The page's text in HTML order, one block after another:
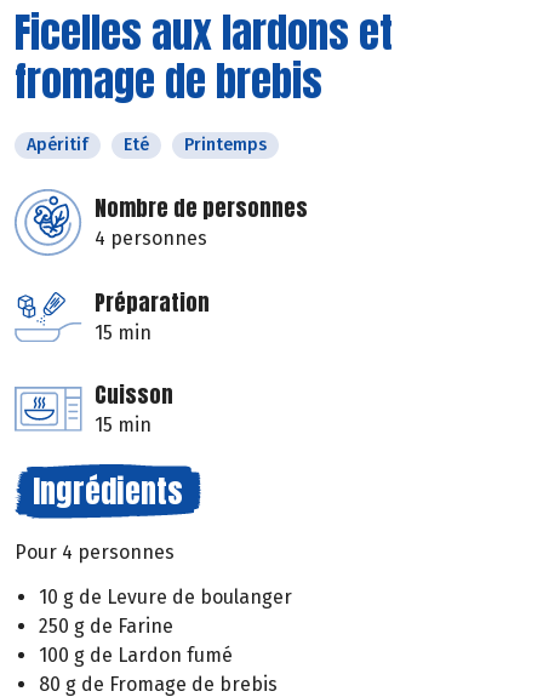
Ficelles aux lardons et
fromage de brebis
Apéritif Eté Printemps
Nombre de personnes
4 personnes
Préparation
15 min
Cuisson
15 min
Ingrédients
Pour 4 personnes
10 g de Levure de boulanger
250 g de Farine
100 g de Lardon fumé
80 g de Fromage de brebis